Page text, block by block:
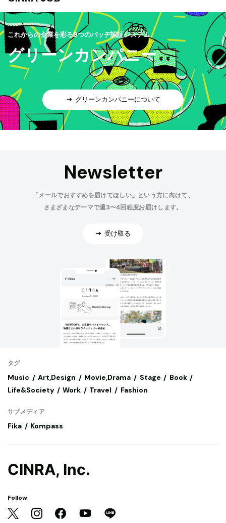
これからの企業を彩る9つのバッヂ認証システム
グリーンカンパニー
グリーンカンパニーについて
Newsletter
「メールでおすすめを届けてほしい」という方に向けて、
さまざまなテーマで週3〜4回程度お届けします。
受け取る
タグ
Music Art,Design Movie,Drama Stage
Book
Life&Society
Work Travel Fashion
サブメディア
Fika Kompass
CINRA, Inc.
Follow